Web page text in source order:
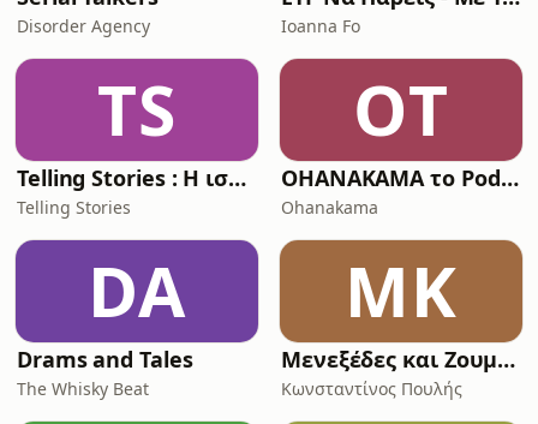
Disorder Agency Ioanna Fo
TS
Telling Stories : Η ιστορία όπως δεν την ξέρατε!
Telling Stories
OΤ
OHANAKAMA το Podcast
Ohanakama
DA
Drams and Tales
The Whisky Beat
ΜΚ
Μενεξέδες και Ζουμπούλια
Κωνσταντίνος Πουλής